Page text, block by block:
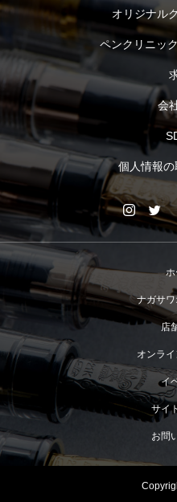
オリジナル
ペンクリニッ
会
個人情報
ナガサ
店
オンラ
イ
サイ
お問